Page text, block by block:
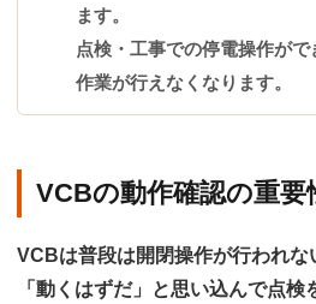
ます。
点検・工事での停電操作が
作業が行えなくなります。
VCBの動作確認の重要
VCBは普段は開閉操作が行われな
「動くはずだ」と思い込んで点